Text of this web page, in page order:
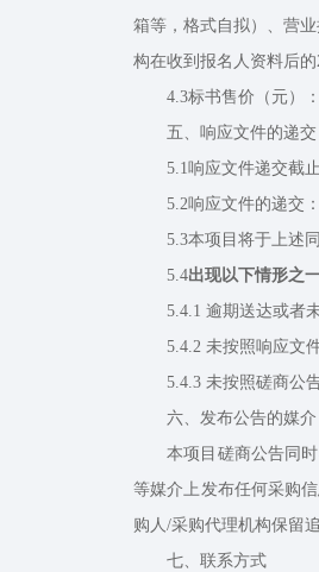
箱等，格式自拟）、营
构在收到报名人资料后
4.3标书售价（元）：
五、响应文件的递交
5.1响应文件递交截止
5.2响应文件的递交：
5.3本项目将于上述同
5.4出现以下情形之
5.4.1 逾期送达或者未
5.4.2 未按照响应文件
5.4.3 未按照磋商公告
六、发布公告的媒介
本项目磋商公告同时
等媒介上发布任何采购
购人/采购代理机构保留
七、联系方式